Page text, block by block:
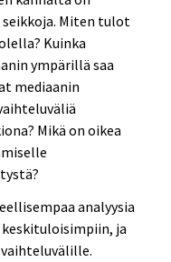
Miten tulot
Kuinka
ympärillä saa
mediaanin
Mikä on oikea
analyysia
ja